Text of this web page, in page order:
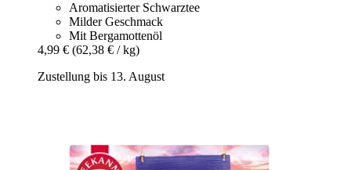
Aromatisierter Schwarztee
Milder Geschmack
Mit Bergamottenöl
4,99 € (62,38 € / kg)
Zustellung bis 13. August